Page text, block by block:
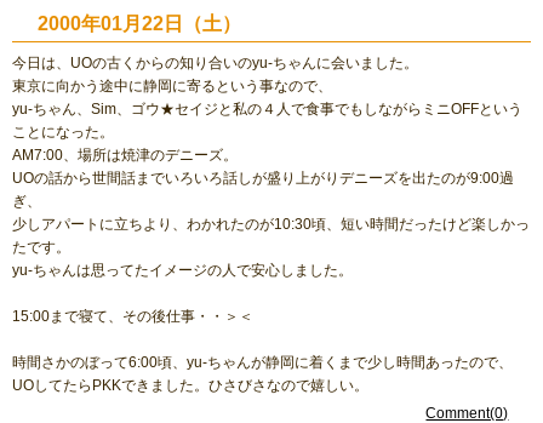
2000年01月22日（土）
今日は、UOの古くからの知り合いのyu-ちゃんに会いました。
東京に向かう途中に静岡に寄るという事なので、
yu-ちゃん、Sim、ゴウ★セイジと私の４人で食事でもしながらミニOFFという
ことになった。
AM7:00、場所は焼津のデニーズ。
UOの話から世間話までいろいろ話しが盛り上がりデニーズを出たのが9:00過
ぎ、
少しアパートに立ちより、わかれたのが10:30頃、短い時間だったけど楽しかっ
たです。
yu-ちゃんは思ってたイメージの人で安心しました。
15:00まで寝て、その後仕事・・＞＜
時間さかのぼって6:00頃、yu-ちゃんが静岡に着くまで少し時間あったので、
UOしてたらPKKできました。ひさびさなので嬉しい。
Comment(0)